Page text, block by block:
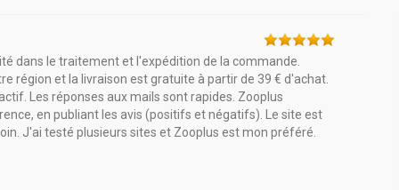
dans le traitement et l'expédition de la commande.
région et la livraison est gratuite à partir de 39 € d'achat.
Les réponses aux mails sont rapides. Zooplus
en publiant les avis (positifs et négatifs). Le site est
J'ai testé plusieurs sites et Zooplus est mon préféré.